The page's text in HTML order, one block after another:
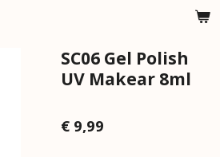
SC06 Gel Polish
UV Makear 8ml
€ 9,99